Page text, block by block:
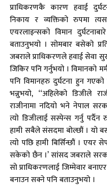
प्राधिकरणकै कारण हवाई
निकाय र व्यक्तिको रुपमा
एयरलाइन्सको विमान
बताउनुभयो । सोमबार बसेको
जबराले प्राधिकरणले हवाई सेवा
जिकिर पनि गर्नुभयो । विमानको
पनि विमानहरु दुर्घटना हुन
भन्नुभयो, ‘‘अहिलेको डिजीले
राजीनामा नदियो भने नेपाल
त्यो डिजीलाई सस्पेन्स गर्नु
हामी सबैले संसदमा बोल्छौं । यो
त्यो पछि हामी बिर्सिन्छौं । एयर
सकेको छैन ।’ सांसद जबराले
सो प्राधिकरणलाई जिम्मेवार
बनाउन सक्ने पनि बताउनुभयो ।